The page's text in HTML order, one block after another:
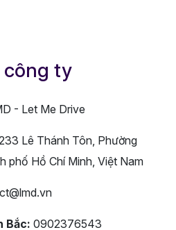
ty
- Let Me Drive
Lê Thánh Tôn, Phường
phố Hồ Chí Minh, Việt Nam
Bắc: 0902376543